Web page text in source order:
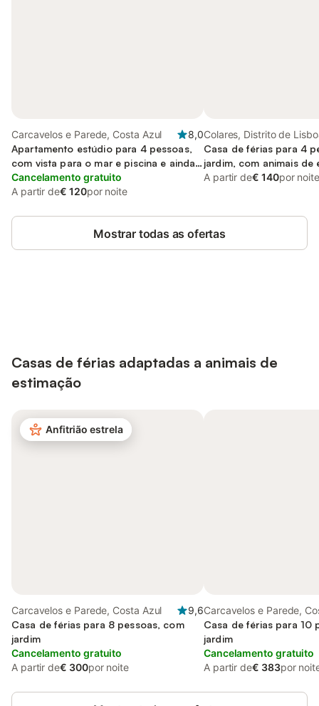
Carcavelos e Parede, Costa Azul
8,0
Apartamento estúdio para 4 pessoas,
com vista para o mar e piscina e ainda
jardim, com animais de estimação
Cancelamento gratuito
A partir de€ 120por noite
Colares, Distrito de
Casa de férias para 4
jardim, com animais de
A partir de€ 140por noite
Mostrar todas as ofertas
Casas de férias adaptadas a animais de
estimação
Anfitrião estrela
Carcavelos e Parede, Costa Azul
9,6
Casa de férias para 8 pessoas, com
jardim
Cancelamento gratuito
A partir de€ 300por noite
Carcavelos e Parede,
Casa de férias para 10
jardim
Cancelamento gratuito
A partir de€ 383por